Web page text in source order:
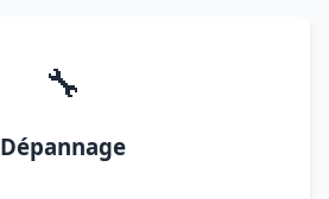
🔧
Dépannage